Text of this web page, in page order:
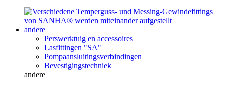
andere
Perswerktuig en accessoires
Lasfittingen "SA"
Pompaansluitingsverbindingen
Bevestigingstechniek
andere